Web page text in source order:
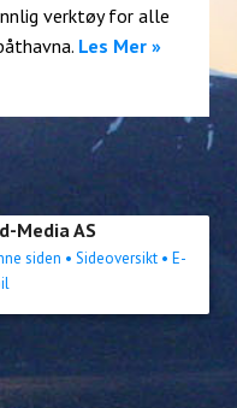
verktøy for alle
Les Mer »
Media AS
siden • Sideoversikt• E-